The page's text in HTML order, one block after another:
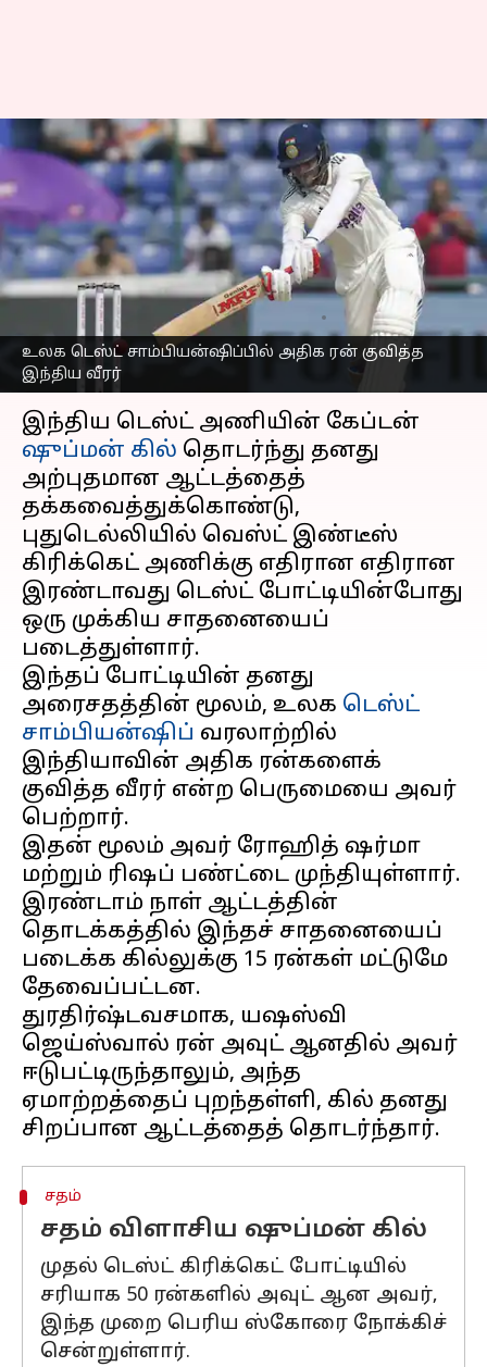
உலக டெஸ்ட் சாம்பியன்ஷிப்பில் அதிக ரன் குவித்த
இந்திய வீரர்
உலக டெஸ்ட்
சாம்பியன்ஷிப்பில் அதிக
ரன் குவித்த இந்திய வீரர்;
கேப்டன் ஷுப்மன் கில்
சாதனை
எழுதியவர் Sekar Chinnappan 12:57 pm
செய்தி முன்னோட்டம்
இந்திய டெஸ்ட் அணியின் கேப்டன்
ஷுப்மன் கில் தொடர்ந்து தனது
அற்புதமான ஆட்டத்தைத்
தக்கவைத்துக்கொண்டு,
புதுடெல்லியில் வெஸ்ட் இண்டீஸ்
கிரிக்கெட் அணிக்கு எதிரான எதிரான
இரண்டாவது டெஸ்ட் போட்டியின்போது
ஒரு முக்கிய சாதனையைப்
படைத்துள்ளார்.
இந்தப் போட்டியின் தனது
அரைசதத்தின் மூலம், உலக டெஸ்ட்
சாம்பியன்ஷிப் வரலாற்றில்
இந்தியாவின் அதிக ரன்களைக்
குவித்த வீரர் என்ற பெருமையை அவர்
பெற்றார்.
இதன் மூலம் அவர் ரோஹித் ஷர்மா
மற்றும் ரிஷப் பண்ட்டை முந்தியுள்ளார்.
இரண்டாம் நாள் ஆட்டத்தின்
தொடக்கத்தில் இந்தச் சாதனையைப்
படைக்க கில்லுக்கு 15 ரன்கள் மட்டுமே
தேவைப்பட்டன.
துரதிர்ஷ்டவசமாக, யஷஸ்வி
ஜெய்ஸ்வால் ரன் அவுட் ஆனதில் அவர்
ஈடுபட்டிருந்தாலும், அந்த
ஏமாற்றத்தைப் புறந்தள்ளி, கில் தனது
சதம்
சதம் விளாசிய ஷுப்மன் கில்
முதல் டெஸ்ட் கிரிக்கெட் போட்டியில்
சரியாக 50 ரன்களில் அவுட் ஆன அவர்,
இந்த முறை பெரிய ஸ்கோரை நோக்கிச்
சென்றுள்ளார்.